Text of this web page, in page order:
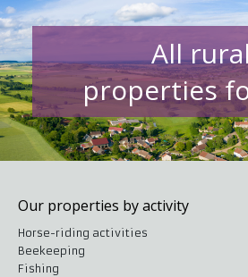
All
properties
Our properties by activity
Horse-riding activities
Beekeeping
Fishing